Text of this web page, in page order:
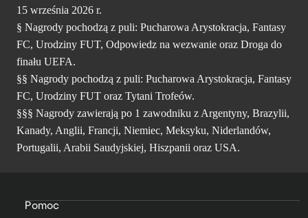
15 września 2026 r.
§ Nagrody pochodzą z puli: Pucharowa Arystokracja, Fantasy
FC, Urodziny FUT, Odpowiedz na wezwanie oraz Droga do
finału UEFA.
§§ Nagrody pochodzą z puli: Pucharowa Arystokracja, Fantasy
FC, Urodziny FUT oraz Tytani Trofeów.
§§§ Nagrody zawierają po 1 zawodniku z Argentyny, Brazylii,
Kanady, Anglii, Francji, Niemiec, Meksyku, Niderlandów,
Portugalii, Arabii Saudyjskiej, Hiszpanii oraz USA.
Pomoc